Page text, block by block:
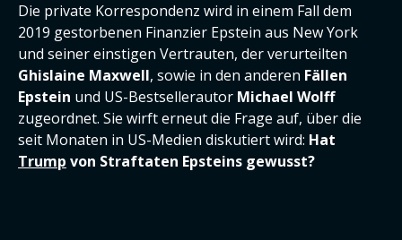
Die private Korrespondenz wird in einem Fall dem
2019 gestorbenen Finanzier Epstein aus New York
und seiner einstigen Vertrauten, der verurteilten
Ghislaine Maxwell, sowie in den anderen Fällen
Epstein und US-Bestsellerautor Michael Wolff
zugeordnet. Sie wirft erneut die Frage auf, über die
seit Monaten in US-Medien diskutiert wird: Hat
Trump von Straftaten Epsteins gewusst?